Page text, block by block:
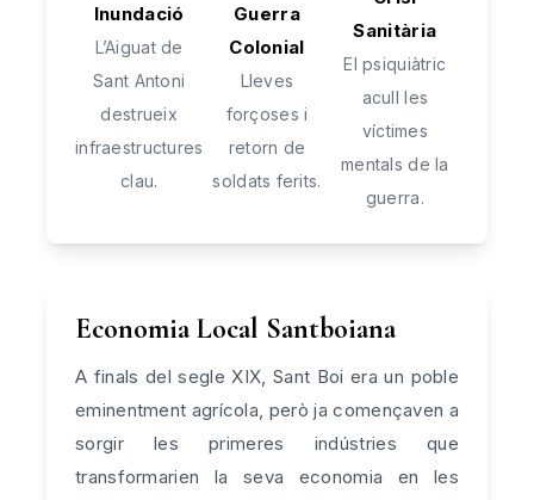
Inundació
L’Aiguat de
Sant Antoni
destrueix
infraestructures
clau.
Guerra
Colonial
Lleves
forçoses i
retorn de
soldats ferits.
Sanitària
El psiquiàtric
acull les
víctimes
mentals de la
guerra.
Economia Local Santboiana
A finals del segle XIX, Sant Boi era un poble
eminentment agrícola, però ja començaven a
sorgir les primeres indústries que
transformarien la seva economia en les